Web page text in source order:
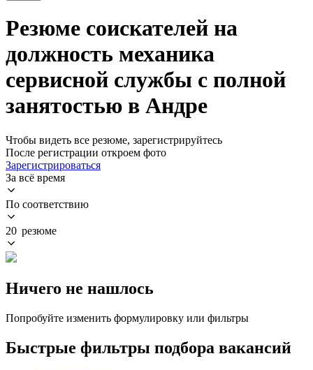
Резюме соискателей на
должность механика
сервисной службы с полной
занятостью в Андре
Чтобы видеть все резюме, зарегистрируйтесь
После регистрации откроем фото
Зарегистрироваться
За всё время
По соответствию
20 резюме
Ничего не нашлось
Попробуйте изменить формулировку или фильтры
Быстрые фильтры подбора вакансий